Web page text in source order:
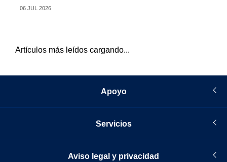
06 JUL 2026
Artículos más leídos cargando...
Apoyo
Servicios
Aviso legal y privacidad